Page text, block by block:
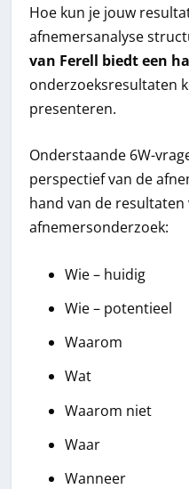
Hoe kun je jouw
afnemersanalyse
van Ferell biedt een
onderzoeksresultaten
presenteren.
Onderstaande 6W-
perspectief van de
hand van de resultaten
afnemersonderzoek:
Wie – huidig
Wie – potentieel
Waarom
Wat
Waarom niet
Waar
Wanneer